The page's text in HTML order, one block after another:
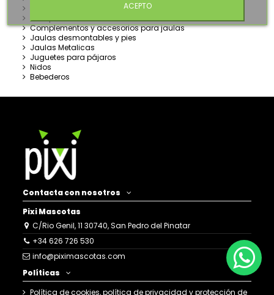
Calcios y correctores minerales
Complemento alimenticio
Complementos y accesorios para jaulas
Jaulas desmontables y pies
Jaulas Metalicas
Juguetes para pájaros
Nidos
Bebederos
Contacta con nosotros
Pixi Mascotas
C/Rio Genil, 11 30740, San Pedro del Pinatar
+34 626 726 530
info@piximascotas.com
Políticas
Política de cookies, política de privacidad y protección de
ACEPTO